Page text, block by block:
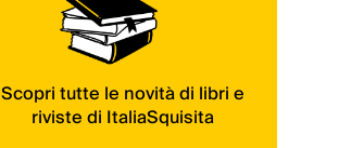
Scopri tutte le novità di libri e
riviste di ItaliaSquisita